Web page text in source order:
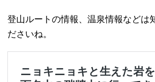
登山ルートの情報、温泉情報などは
ださいね。